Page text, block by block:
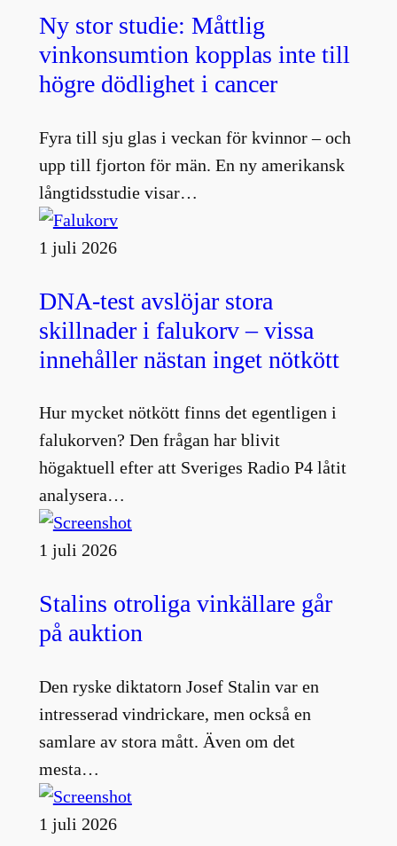
Ny stor studie: Måttlig
vinkonsumtion kopplas inte till
högre dödlighet i cancer
Fyra till sju glas i veckan för kvinnor – och
upp till fjorton för män. En ny amerikansk
långtidsstudie visar…
1 juli 2026
DNA-test avslöjar stora
skillnader i falukorv – vissa
innehåller nästan inget nötkött
Hur mycket nötkött finns det egentligen i
falukorven? Den frågan har blivit
högaktuell efter att Sveriges Radio P4 låtit
analysera…
1 juli 2026
Stalins otroliga vinkällare går
på auktion
Den ryske diktatorn Josef Stalin var en
intresserad vindrickare, men också en
samlare av stora mått. Även om det
mesta…
1 juli 2026